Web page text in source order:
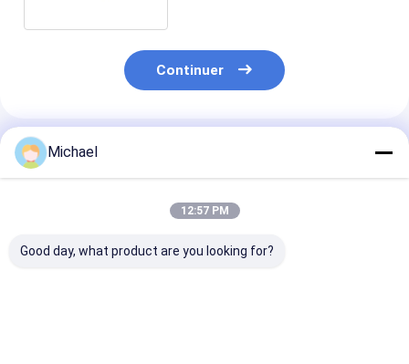
Continuer
Produits Recommandés
Michael
12:57 PM
Good day, what product are you looking for?